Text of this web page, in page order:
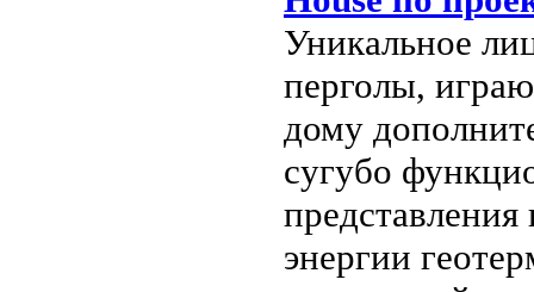
Уникальное
перголы,
дому
сугубо
представления
энергии